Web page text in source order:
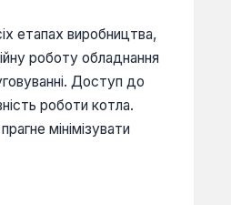
етапах виробництва,
роботу обладнання
Доступ до
роботи котла.
мінімізувати